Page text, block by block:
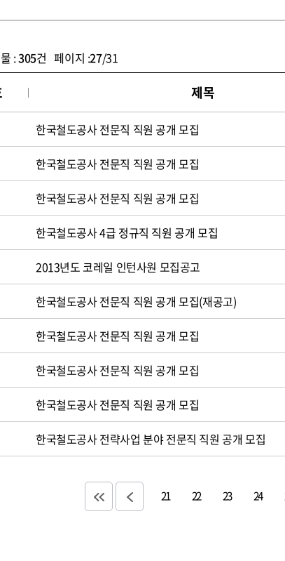
:305건 페이지 :27/31
제목
한국철도공사 전문직 직원 공개 모집
한국철도공사 전문직 직원 공개 모집
한국철도공사 전문직 직원 공개 모집
한국철도공사 4급 정규직 직원 공개 모집
2013년도 코레일 인턴사원 모집공고
한국철도공사 전문직 직원 공개 모집(재공고)
한국철도공사 전문직 직원 공개 모집
한국철도공사 전문직 직원 공개 모집
한국철도공사 전문직 직원 공개 모집
한국철도공사 전략사업 분야 전문직 직원 공개 모집
21 22 23 24